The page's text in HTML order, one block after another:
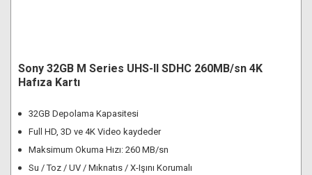
Sony 32GB M Series UHS-II SDHC 260MB/sn 4K
Hafıza Kartı
32GB Depolama Kapasitesi
Full HD, 3D ve 4K Video kaydeder
Maksimum Okuma Hızı: 260 MB/sn
Su / Toz / UV / Mıknatıs / X-Işını Korumalı